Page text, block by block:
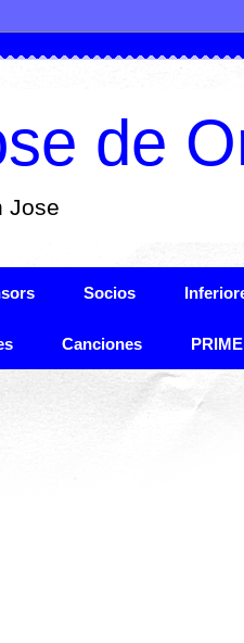
de
Jose
Socios
Canciones